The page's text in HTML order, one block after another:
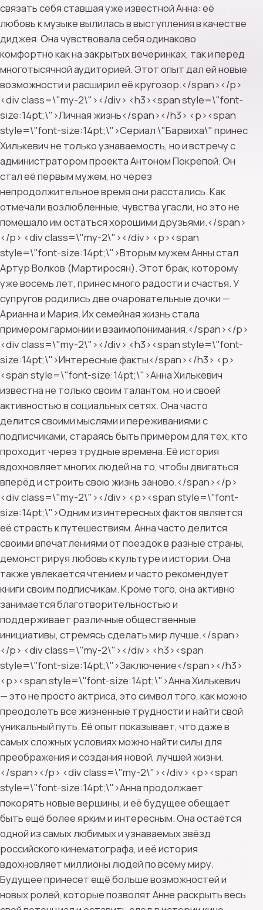
связать себя ставшая уже известной Анна: её
любовь к музыке вылилась в выступления в качестве
диджея. Она чувствовала себя одинаково
комфортно как на закрытых вечеринках, так и перед
многотысячной аудиторией. Этот опыт дал ей новые
возможности и расширил её кругозор.</span></p>
<div class=\"my-2\"></div> <h3><span style=\"font-
size:14pt;\">Личная жизнь</span></h3> <p><span
style=\"font-size:14pt;\">Сериал \"Барвиха\" принес
Хилькевич не только узнаваемость, но и встречу с
администратором проекта Антоном Покрепой. Он
стал её первым мужем, но через
непродолжительное время они расстались. Как
отмечали возлюбленные, чувства угасли, но это не
помешало им остаться хорошими друзьями.</span>
</p> <div class=\"my-2\"></div> <p><span
style=\"font-size:14pt;\">Вторым мужем Анны стал
Артур Волков (Мартиросян). Этот брак, которому
уже восемь лет, принес много радости и счастья. У
супругов родились две очаровательные дочки —
Арианна и Мария. Их семейная жизнь стала
примером гармонии и взаимопонимания.</span></p>
<div class=\"my-2\"></div> <h3><span style=\"font-
size:14pt;\">Интересные факты</span></h3> <p>
<span style=\"font-size:14pt;\">Анна Хилькевич
известна не только своим талантом, но и своей
активностью в социальных сетях. Она часто
делится своими мыслями и переживаниями с
подписчиками, стараясь быть примером для тех, кто
проходит через трудные времена. Её история
вдохновляет многих людей на то, чтобы двигаться
вперёд и строить свою жизнь заново.</span></p>
<div class=\"my-2\"></div> <p><span style=\"font-
size:14pt;\">Одним из интересных фактов является
её страсть к путешествиям. Анна часто делится
своими впечатлениями от поездок в разные страны,
демонстрируя любовь к культуре и истории. Она
также увлекается чтением и часто рекомендует
книги своим подписчикам. Кроме того, она активно
занимается благотворительностью и
поддерживает различные общественные
инициативы, стремясь сделать мир лучше.</span>
</p> <div class=\"my-2\"></div> <h3><span
style=\"font-size:14pt;\">Заключение</span></h3>
<p><span style=\"font-size:14pt;\">Анна Хилькевич
— это не просто актриса, это символ того, как можно
преодолеть все жизненные трудности и найти свой
уникальный путь. Её опыт показывает, что даже в
самых сложных условиях можно найти силы для
преображения и создания новой, лучшей жизни.
</span></p> <div class=\"my-2\"></div> <p><span
style=\"font-size:14pt;\">Анна продолжает
покорять новые вершины, и её будущее обещает
быть ещё более ярким и интересным. Она остаётся
одной из самых любимых и узнаваемых звёзд
российского кинематографа, и её история
вдохновляет миллионы людей по всему миру.
Будущее принесет ещё больше возможностей и
новых ролей, которые позволят Анне раскрыть весь